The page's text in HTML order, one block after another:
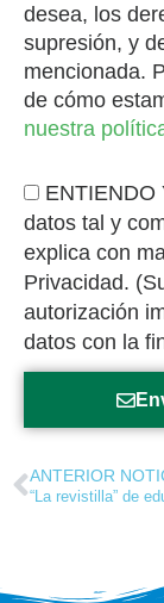
desea, los
supresión, y
mencionada.
de cómo
nuestra
ENTIENDO
datos tal y
explica con
Privacidad.
autorización
datos con la
ANTERIOR